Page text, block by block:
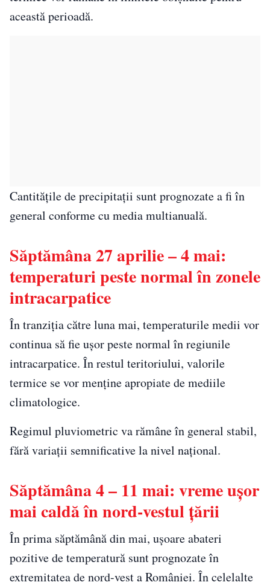
această perioadă.
Cantitățile de precipitații sunt prognozate a fi în
general conforme cu media multianuală.
Săptămâna 27 aprilie – 4 mai:
temperaturi peste normal în zonele
intracarpatice
În tranziția către luna mai, temperaturile medii vor
continua să fie ușor peste normal în regiunile
intracarpatice. În restul teritoriului, valorile
termice se vor menține apropiate de mediile
climatologice.
Regimul pluviometric va rămâne în general stabil,
fără variații semnificative la nivel național.
Săptămâna 4 – 11 mai: vreme ușor
mai caldă în nord-vestul țării
În prima săptămână din mai, ușoare abateri
pozitive de temperatură sunt prognozate în
extremitatea de nord-vest a României. În celelalte